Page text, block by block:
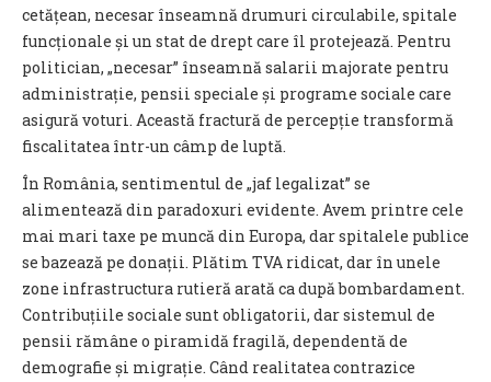
cetățean, necesar înseamnă drumuri circulabile, spitale
funcționale și un stat de drept care îl protejează. Pentru
politician, „necesar” înseamnă salarii majorate pentru
administrație, pensii speciale și programe sociale care
asigură voturi. Această fractură de percepție transformă
fiscalitatea într-un câmp de luptă.
În România, sentimentul de „jaf legalizat” se
alimentează din paradoxuri evidente. Avem printre cele
mai mari taxe pe muncă din Europa, dar spitalele publice
se bazează pe donații. Plătim TVA ridicat, dar în unele
zone infrastructura rutieră arată ca după bombardament.
Contribuțiile sociale sunt obligatorii, dar sistemul de
pensii rămâne o piramidă fragilă, dependentă de
demografie și migrație. Când realitatea contrazice